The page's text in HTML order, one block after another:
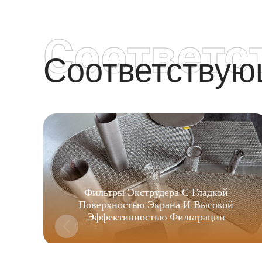
Фильтры Экструдера С Гладкой
Поверхностью Экрана И Высокой
Эффективностью Фильтрации